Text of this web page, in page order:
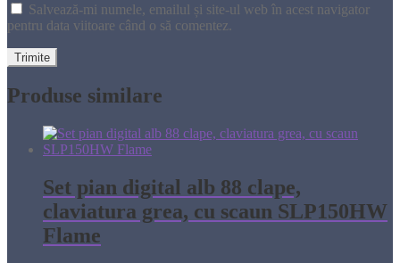
Salvează-mi numele, emailul și site-ul web în acest navigator
pentru data viitoare când o să comentez.
Produse similare
Set pian digital alb 88 clape,
claviatura grea, cu scaun SLP150HW
Flame